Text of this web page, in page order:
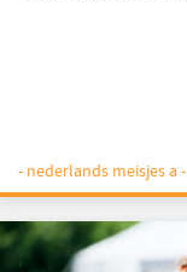
- nederlands meisjes a -